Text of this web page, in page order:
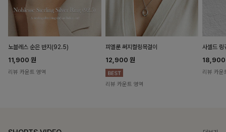
노블레스 순은 반지(92.5)
11,900 원
리뷰 카운트 영역
피엘룬 써지컬링목걸이
12,900 원
리뷰 카운트 영역
사셀드 링
리뷰 카운